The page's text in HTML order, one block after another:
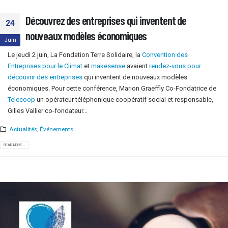
24
Juin
Découvrez des entreprises qui inventent de
nouveaux modèles économiques
Le jeudi 2 juin, La Fondation Terre Solidaire, la Convention des
Entreprises pour le Climat et makesense avaient rendez-vous pour
découvrir des entreprises qui inventent de nouveaux modèles
économiques. Pour cette conférence, Marion Graeffly Co-Fondatrice de
Telecoop un opérateur téléphonique coopératif social et responsable,
Gilles Vallier co-fondateur...
Actualités, Événements
READ MORE...